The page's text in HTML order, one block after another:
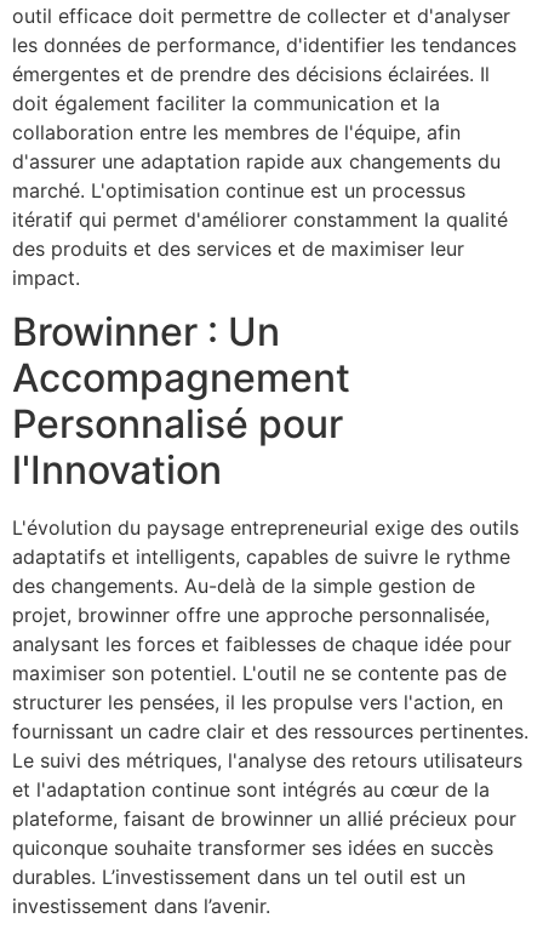
outil efficace doit permettre de collecter et d'analyser
les données de performance, d'identifier les tendances
émergentes et de prendre des décisions éclairées. Il
doit également faciliter la communication et la
collaboration entre les membres de l'équipe, afin
d'assurer une adaptation rapide aux changements du
marché. L'optimisation continue est un processus
itératif qui permet d'améliorer constamment la qualité
des produits et des services et de maximiser leur
impact.
Browinner : Un
Accompagnement
Personnalisé pour
l'Innovation
L'évolution du paysage entrepreneurial exige des outils
adaptatifs et intelligents, capables de suivre le rythme
des changements. Au-delà de la simple gestion de
projet, browinner offre une approche personnalisée,
analysant les forces et faiblesses de chaque idée pour
maximiser son potentiel. L'outil ne se contente pas de
structurer les pensées, il les propulse vers l'action, en
fournissant un cadre clair et des ressources pertinentes.
Le suivi des métriques, l'analyse des retours utilisateurs
et l'adaptation continue sont intégrés au cœur de la
plateforme, faisant de browinner un allié précieux pour
quiconque souhaite transformer ses idées en succès
durables. L’investissement dans un tel outil est un
investissement dans l’avenir.